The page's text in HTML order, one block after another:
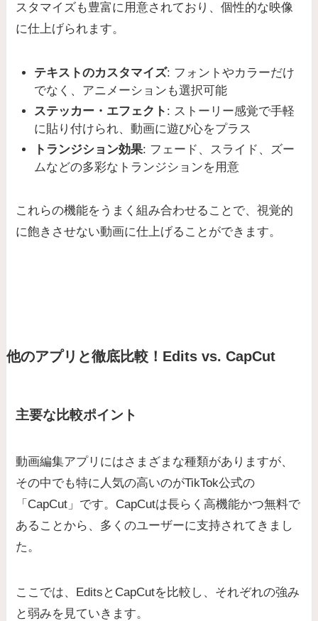
スタマイズも豊富に用意されており、個性的な映像
に仕上げられます。
テキストのカスタマイズ: フォントやカラーだけ
でなく、アニメーションも選択可能
ステッカー・エフェクト : ストーリー感覚で手軽
に貼り付けられ、動画に遊び心をプラス
トランジション効果: フェード、スライド、ズー
ムなどの多彩なトランジションを用意
これらの機能をうまく組み合わせることで、視覚的
に飽きさせない動画に仕上げることができます。
他のアプリと徹底比較！Edits vs. CapCut
主要な比較ポイント
動画編集アプリにはさまざまな種類がありますが、
その中でも特に人気の高いのがTikTok公式の
「CapCut」です。CapCutは長らく高機能かつ無料で
あることから、多くのユーザーに支持されてきまし
た。
ここでは、EditsとCapCutを比較し、それぞれの強み
と弱みを見ていきます。